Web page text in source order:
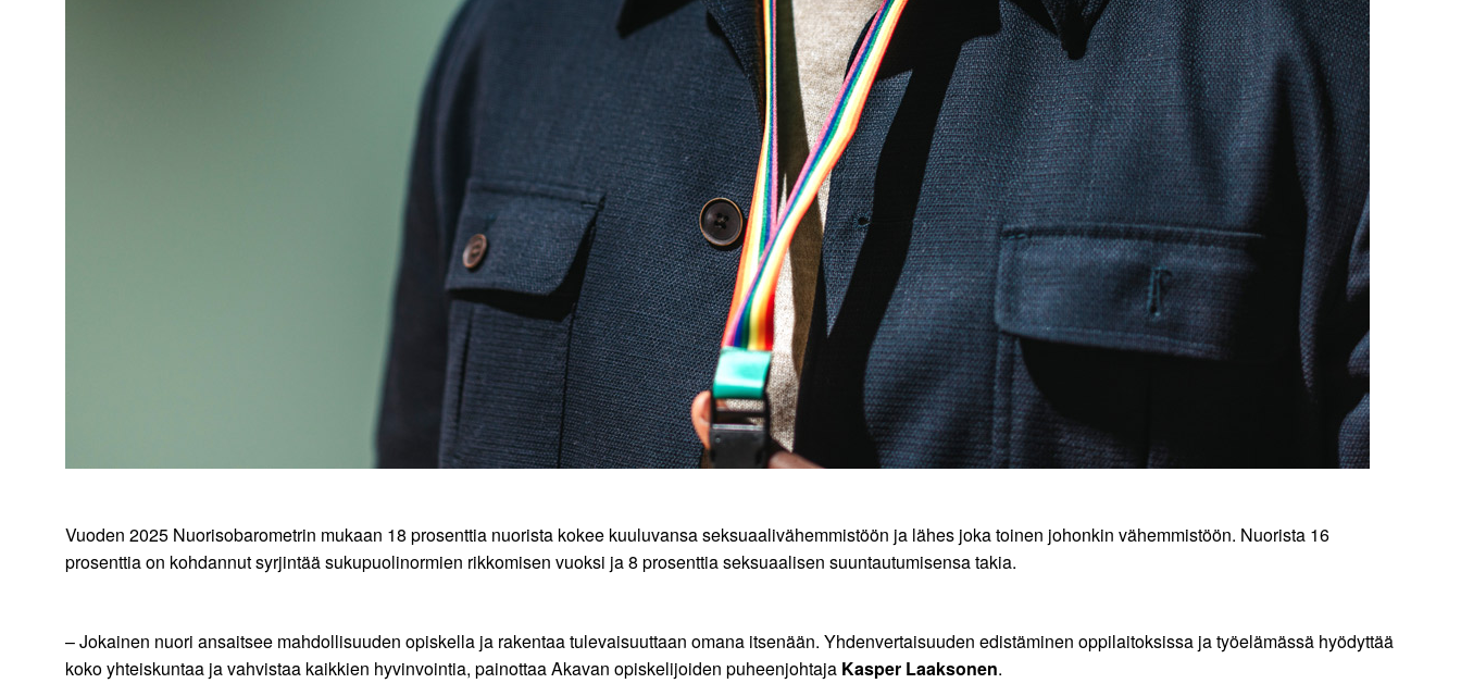
Vuoden 2025 Nuorisobarometrin mukaan 18 prosenttia nuorista kokee kuuluvansa seksuaalivähemmistöön ja lähes joka toinen johonkin vähemmistöön. Nuorista 16
prosenttia on kohdannut syrjintää sukupuolinormien rikkomisen vuoksi ja 8 prosenttia seksuaalisen suuntautumisensa takia.
– Jokainen nuori ansaitsee mahdollisuuden opiskella ja rakentaa tulevaisuuttaan omana itsenään. Yhdenvertaisuuden edistäminen oppilaitoksissa ja työelämässä hyödyttää
koko yhteiskuntaa ja vahvistaa kaikkien hyvinvointia, painottaa Akavan opiskelijoiden puheenjohtaja Kasper Laaksonen.